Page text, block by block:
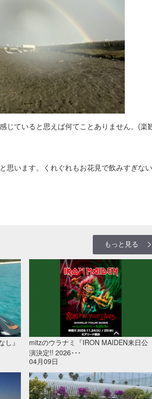
じていると思えば何てことありません。(楽
思います。くれぐれもお花見で飲みすぎな
もっと見る
し』
mitzのウラナミ『IRON MAIDEN来日公
演決定!! 2026･･･
04月09日